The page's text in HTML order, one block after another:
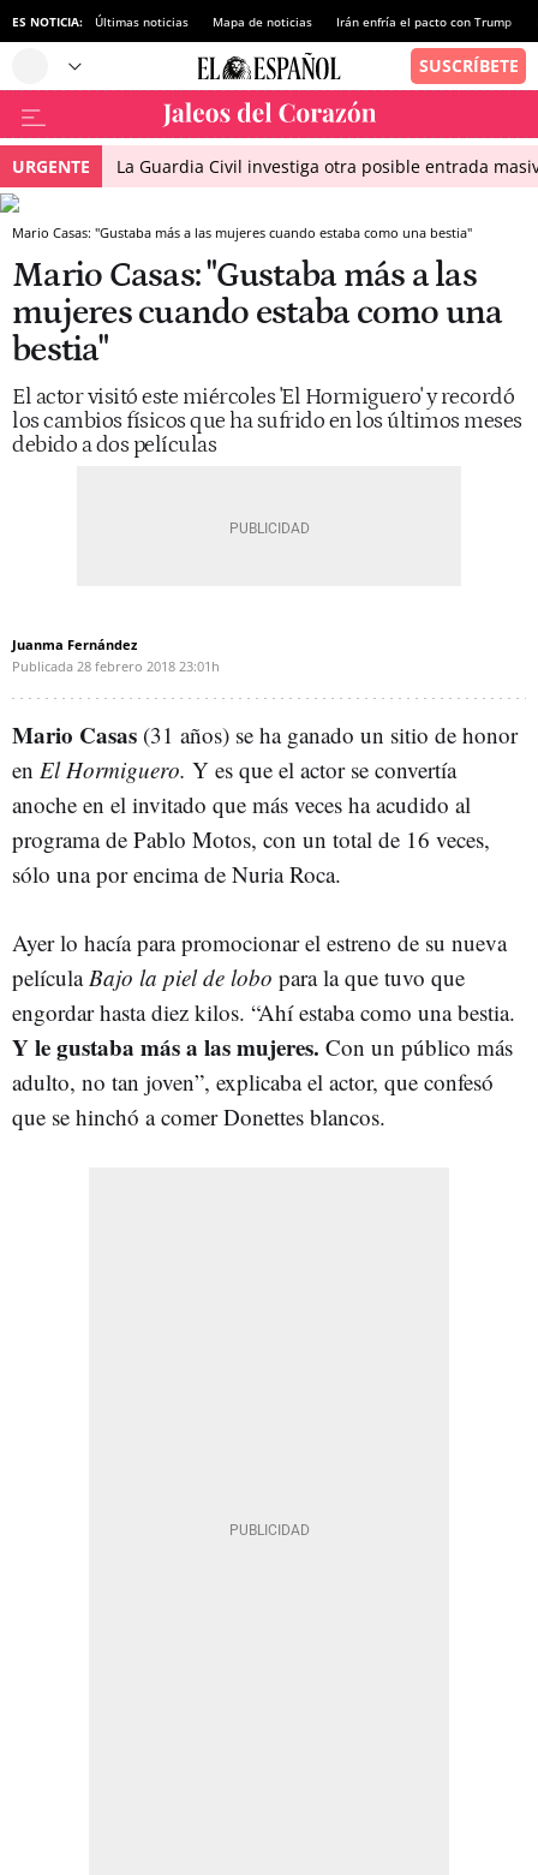
ES NOTICIA: Últimas noticias Mapa de noticias Irán enfría el pacto con Trump
URGENTE La Guardia Civil investiga otra posible entrada
Mario Casas: "Gustaba más a las mujeres cuando estaba como una bestia"
Mario Casas: "Gustaba más a las
mujeres cuando estaba como una
bestia"
El actor visitó este miércoles 'El Hormiguero' y recordó
los cambios físicos que ha sufrido en los últimos meses
debido a dos películas
Juanma Fernández
Publicada 28 febrero 2018 23:01h
Mario Casas (31 años) se ha ganado un sitio de honor
en El Hormiguero. Y es que el actor se convertía
anoche en el invitado que más veces ha acudido al
programa de Pablo Motos, con un total de 16 veces,
sólo una por encima de Nuria Roca.
Ayer lo hacía para promocionar el estreno de su nueva
películaBajo la piel de lobo para la que tuvo que
engordar hasta diez kilos. “Ahí estaba como una bestia.
Y le gustaba más a las mujeres. Con un público más
adulto, no tan joven”, explicaba el actor, que confesó
que se hinchó a comer Donettes blancos.